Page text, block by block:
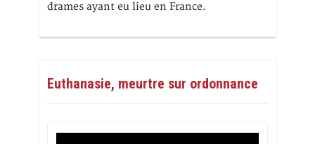
drames ayant eu lieu en France.
Euthanasie, meurtre sur ordonnance